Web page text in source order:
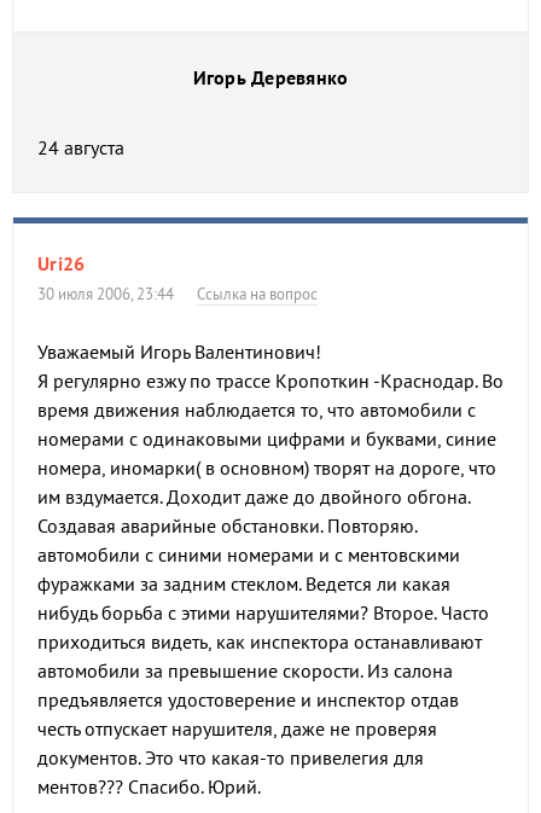
Игорь Деревянко
24 августа
Uri26
30 июля 2006, 23:44 Ссылка на вопрос
Уважаемый Игорь Валентинович!
Я регулярно езжу по трассе Кропоткин -Краснодар. Во
время движения наблюдается то, что автомобили с
номерами с одинаковыми цифрами и буквами, синие
номера, иномарки( в основном) творят на дороге, что
им вздумается. Доходит даже до двойного обгона.
Создавая аварийные обстановки. Повторяю.
автомобили с синими номерами и с ментовскими
фуражками за задним стеклом. Ведется ли какая
нибудь борьба с этими нарушителями? Второе. Часто
приходиться видеть, как инспектора останавливают
автомобили за превышение скорости. Из салона
предъявляется удостоверение и инспектор отдав
честь отпускает нарушителя, даже не проверяя
документов. Это что какая-то привелегия для
ментов??? Спасибо. Юрий.